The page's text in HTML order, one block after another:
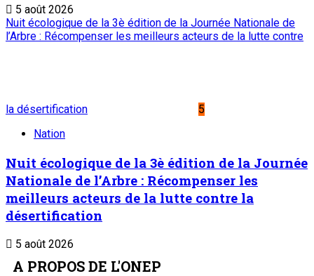
5 août 2026
Nuit écologique de la 3è édition de la Journée Nationale de
l’Arbre : Récompenser les meilleurs acteurs de la lutte contre
la désertification
5
Nation
Nuit écologique de la 3è édition de la Journée
Nationale de l’Arbre : Récompenser les
meilleurs acteurs de la lutte contre la
désertification
5 août 2026
A PROPOS DE L'ONEP